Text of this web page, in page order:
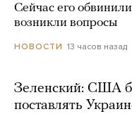
Сейчас его
возникли вопросы
НОВОСТИ 13 часов назад
Зеленский: США
поставлять